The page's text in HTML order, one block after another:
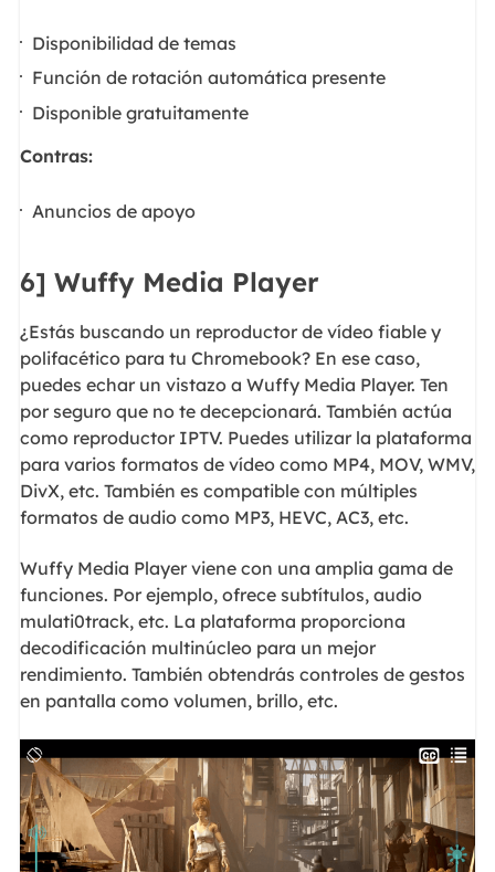
Disponibilidad de temas
Función de rotación automática presente
Disponible gratuitamente
Contras:
Anuncios de apoyo
6] Wuffy Media Player
¿Estás buscando un reproductor de vídeo fiable y
polifacético para tu Chromebook? En ese caso,
puedes echar un vistazo a Wuffy Media Player. Ten
por seguro que no te decepcionará. También actúa
como reproductor IPTV. Puedes utilizar la plataforma
para varios formatos de vídeo como MP4, MOV, WMV,
DivX, etc. También es compatible con múltiples
formatos de audio como MP3, HEVC, AC3, etc.
Wuffy Media Player viene con una amplia gama de
funciones. Por ejemplo, ofrece subtítulos, audio
mulati0track, etc. La plataforma proporciona
decodificación multinúcleo para un mejor
rendimiento. También obtendrás controles de gestos
en pantalla como volumen, brillo, etc.